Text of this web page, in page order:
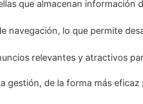
que almacenan información
navegación, lo que permite
relevantes y atractivos
gestión, de la forma más